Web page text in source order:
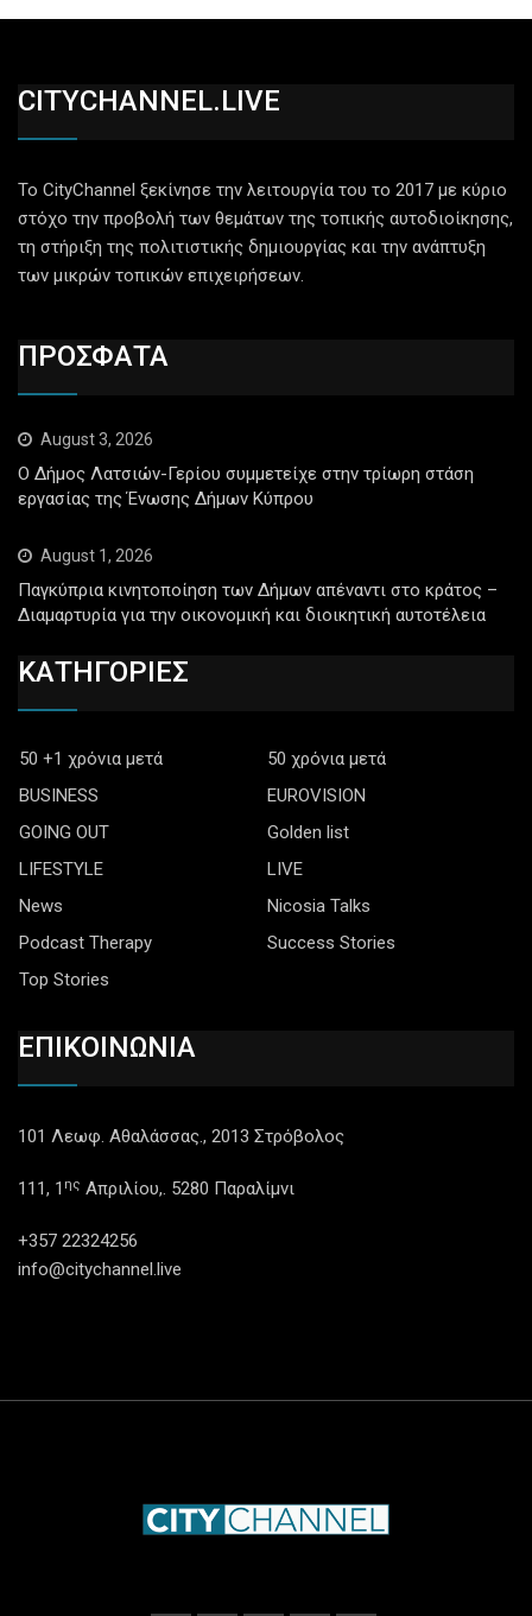
CITYCHANNEL.LIVE
Το CityChannel ξεκίνησε την λειτουργία του το 2017 με κύριο
στόχο την προβολή των θεμάτων της τοπικής αυτοδιοίκησης,
τη στήριξη της πολιτιστικής δημιουργίας και την ανάπτυξη
των μικρών τοπικών επιχειρήσεων.
ΠΡΟΣΦΑΤΑ
August 3, 2026
Ο Δήμος Λατσιών-Γερίου συμμετείχε στην τρίωρη στάση
εργασίας της Ένωσης Δήμων Κύπρου
August 1, 2026
Παγκύπρια κινητοποίηση των Δήμων απέναντι στο κράτος –
Διαμαρτυρία για την οικονομική και διοικητική αυτοτέλεια
ΚΑΤΗΓΟΡΙΕΣ
50 +1 χρόνια μετά
50 χρόνια μετά
BUSINESS
EUROVISION
GOING OUT
Golden list
LIFESTYLE
LIVE
News
Nicosia Talks
Podcast Therapy
Success Stories
Top Stories
ΕΠΙΚΟΙΝΩΝΙΑ
101 Λεωφ. Αθαλάσσας., 2013 Στρόβολος
111, 1 ης Απριλίου,. 5280 Παραλίμνι
+357 22324256
info@citychannel.live